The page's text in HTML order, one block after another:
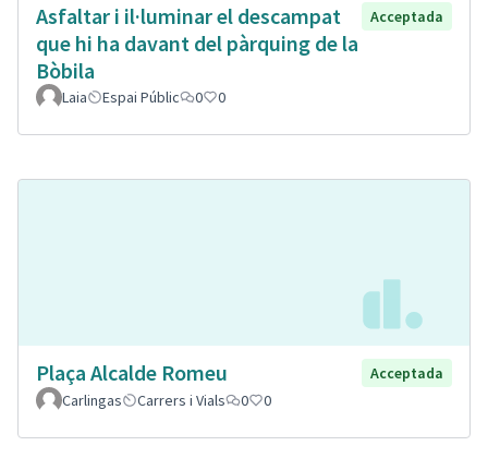
Asfaltar i il·luminar el descampat
que hi ha davant del pàrquing de la
Bòbila
Acceptada
Laia Espai Públic 0 0
Plaça Alcalde Romeu
Acceptada
Carlingas
Carrers i Vials 0 0